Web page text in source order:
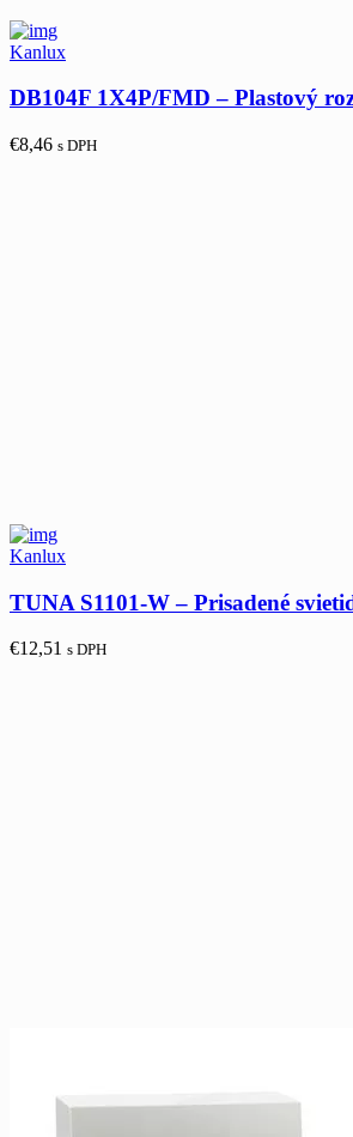
Kanlux
DB104F 1X4P/FMD – Plastový
€8,46 s DPH
Kanlux
TUNA S1101-W – Prisadené
€12,51 s DPH